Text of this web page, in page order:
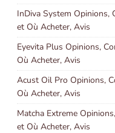
InDiva System Opinions,
et Où Acheter, Avis
Eyevita Plus Opinions,
Où Acheter, Avis
Acust Oil Pro Opinions,
Où Acheter, Avis
Matcha Extreme
et Où Acheter, Avis